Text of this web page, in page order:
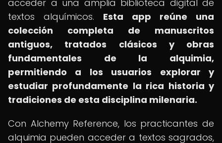
acceder a una amplia biblioteca digital de
textos alquímicos. Esta app reúne una
colección completa de manuscritos
antiguos, tratados clásicos y obras
fundamentales de la alquimia,
permitiendo a los usuarios explorar y
estudiar profundamente la rica historia y
tradiciones de esta disciplina milenaria.
Con Alchemy Reference, los practicantes de
alquimia pueden acceder a textos sagrados,